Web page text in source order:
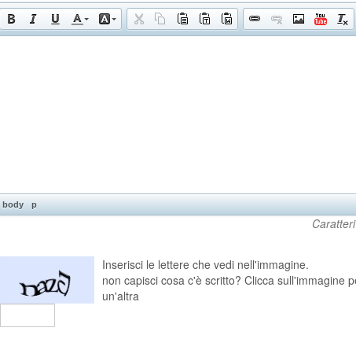
body p
Inserisci le lettere che vedi nell'immagine.
non capisci cosa c'è scritto? Clicca sull'immagine
un'altra